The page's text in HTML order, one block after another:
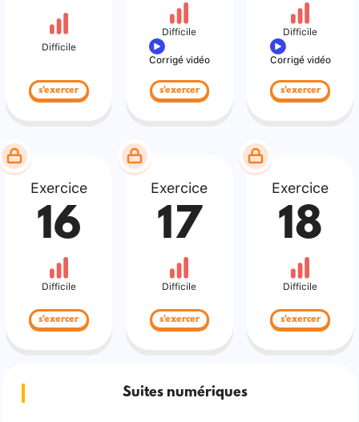
Difficile
s'exercer
Difficile
Corrigé vidéo
s'exercer
Difficile
Corrigé vidéo
s'exercer
Exercice
16
Difficile
s'exercer
Exercice
17
Difficile
s'exercer
Exercice
18
Difficile
s'exercer
Suites numériques